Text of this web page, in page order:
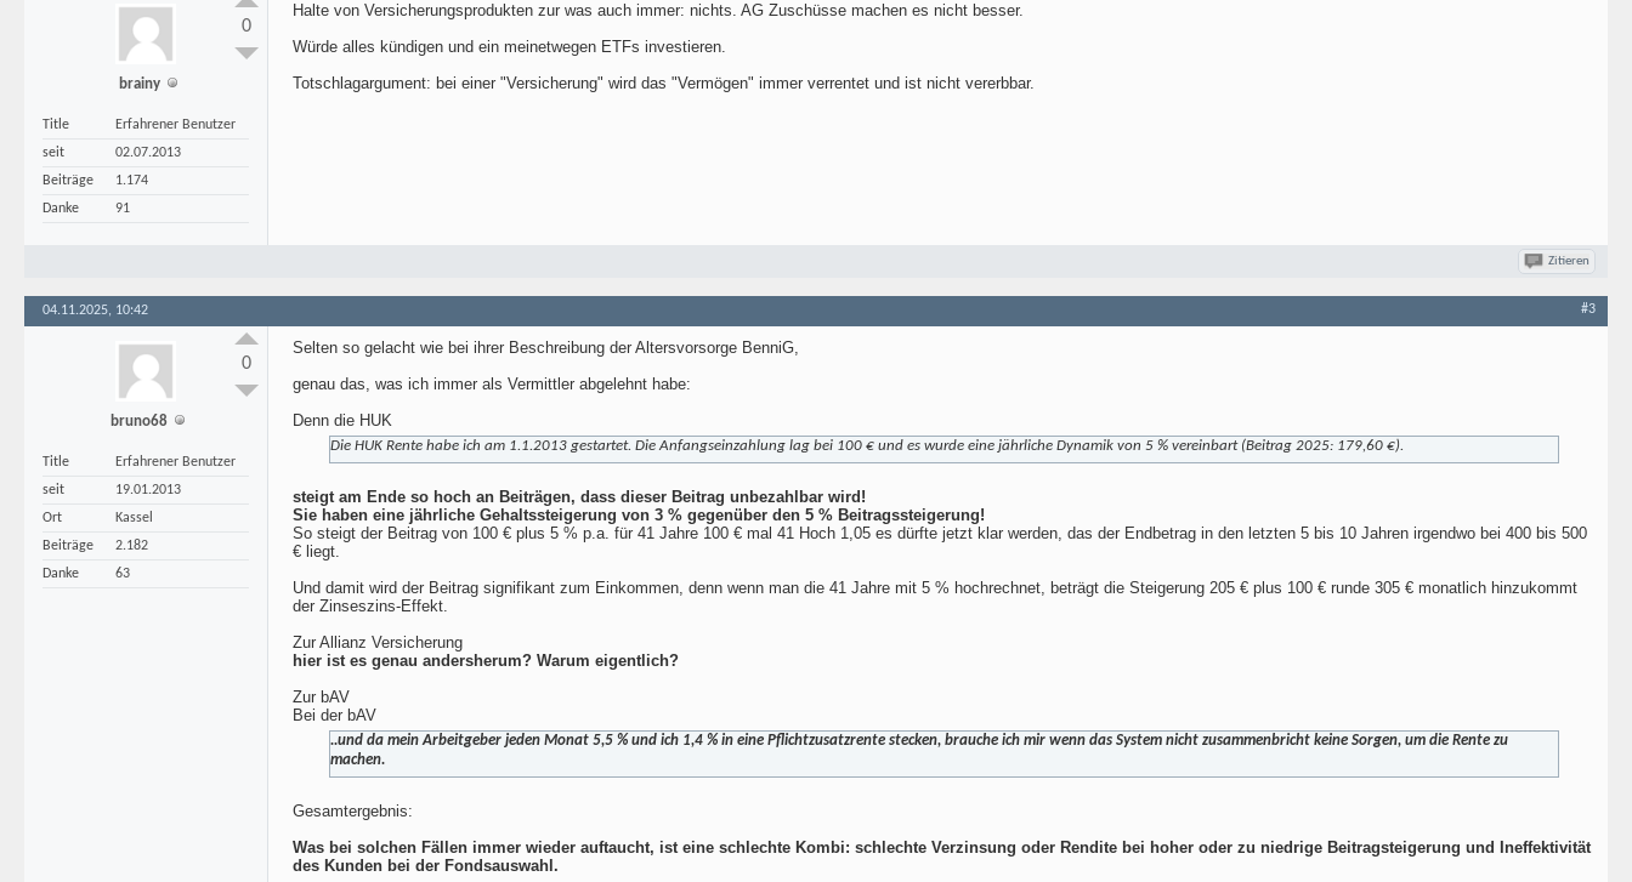
brainy
Title
Erfahrener Benutzer
seit
02.07.2013
Beiträge
1.174
Danke
91
0
Halte von Versicherungsprodukten zur was auch immer: nichts. AG Zuschüsse machen es nicht besser.
Würde alles kündigen und ein meinetwegen ETFs investieren.
Totschlagargument: bei einer "Versicherung" wird das "Vermögen" immer verrentet und ist nicht vererbbar.
Zitieren
04.11.2025, 10:42 #3
bruno68
Title
Erfahrener Benutzer
seit
19.01.2013
Ort
Kassel
Beiträge
2.182
Danke
63
0
Selten so gelacht wie bei ihrer Beschreibung der Altersvorsorge BenniG,
genau das, was ich immer als Vermittler abgelehnt habe:
Denn die HUK
Die HUK Rente habe ich am 1.1.2013 gestartet. Die Anfangseinzahlung lag bei 100 € und es wurde eine jährliche Dynamik von 5 % vereinbart (Beitrag 2025: 179,60 €).
steigt am Ende so hoch an Beiträgen, dass dieser Beitrag unbezahlbar wird!
Sie haben eine jährliche Gehaltssteigerung von 3 % gegenüber den 5 % Beitragssteigerung!
So steigt der Beitrag von 100 € plus 5 % p.a. für 41 Jahre 100 € mal 41 Hoch 1,05 es dürfte jetzt klar werden, das der Endbetrag in den letzten 5 bis 10 Jahren irgendwo bei 400 bis 500
€ liegt.
Und damit wird der Beitrag signifikant zum Einkommen, denn wenn man die 41 Jahre mit 5 % hochrechnet, beträgt die Steigerung 205 € plus 100 € runde 305 € monatlich hinzukommt
der Zinseszins-Effekt.
Zur Allianz Versicherung
hier ist es genau andersherum? Warum eigentlich?
Zur bAV
Bei der bAV
..und da mein Arbeitgeber jeden Monat 5,5 % und ich 1,4 % in eine Pflichtzusatzrente stecken, brauche ich mir wenn das System nicht zusammenbricht keine Sorgen, um die Rente zu
machen.
Gesamtergebnis:
Was bei solchen Fällen immer wieder auftaucht, ist eine schlechte Kombi: schlechte Verzinsung oder Rendite bei hoher oder zu niedrige Beitragsteigerung und Ineffektivität
des Kunden bei der Fondsauswahl.